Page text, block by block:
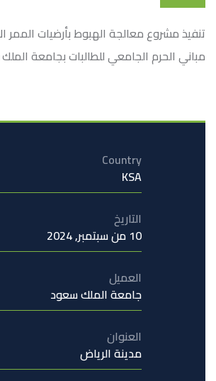
تنفيذ مشروع معالجة الهبوط بأرضيات
مباني الحرم الجامعي للطالبات بجامعة
Country
KSA
التاريخ
10 من سبتمبر, 2024
العميل
جامعة الملك سعود
العنوان
مدينة الرياض